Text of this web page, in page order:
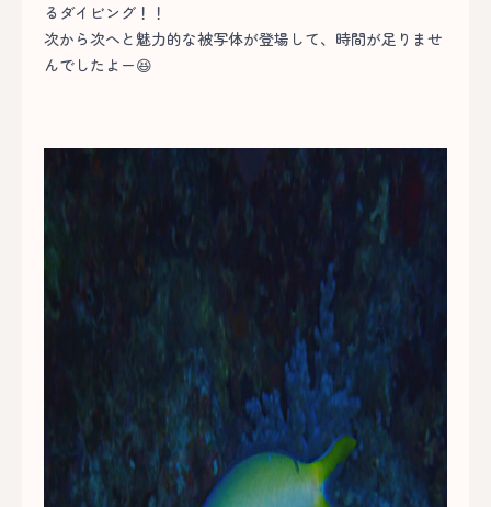
るダイビング！！
次から次へと魅力的な被写体が登場して、時間が足りませ
んでしたよー😆